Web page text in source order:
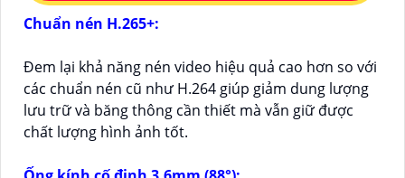
Chuẩn nén H.265+:
Đem lại khả năng nén video hiệu quả cao hơn so với
các chuẩn nén cũ như H.264 giúp giảm dung lượng
lưu trữ và băng thông cần thiết mà vẫn giữ được
chất lượng hình ảnh tốt.